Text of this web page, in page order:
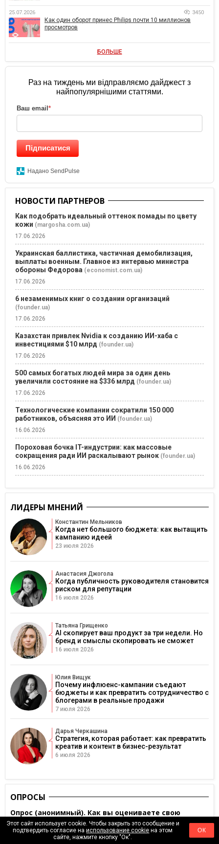
25.07.2026 3450
Как один оборот принес Philips почти 10 миллионов
просмотров
БОЛЬШЕ
Раз на тиждень ми відправляємо дайджест з
найпопулярнішими статтями.
Ваш email *
Підписатися
Надано SendPulse
НОВОСТИ ПАРТНЕРОВ
Как подобрать идеальный оттенок помады по цвету
кожи (margosha.com.ua)
17.06.2026
Украинская баллистика, частичная демобилизация,
выплаты военным. Главное из интервью министра
обороны Федорова (economist.com.ua)
17.06.2026
6 незаменимых книг о создании организаций
(founder.ua)
17.06.2026
Казахстан привлек Nvidia к созданию ИИ-хаба с
инвестициями $10 млрд (founder.ua)
17.06.2026
500 самых богатых людей мира за один день
увеличили состояние на $336 млрд (founder.ua)
17.06.2026
Технологические компании сократили 150 000
работников, объясняя это ИИ (founder.ua)
16.06.2026
Пороховая бочка IT-индустрии: как массовые
сокращения ради ИИ раскалывают рынок (founder.ua)
16.06.2026
ЛИДЕРЫ МНЕНИЙ
Константин Мельников
Когда нет большого бюджета: как вытащить
кампанию идеей
23 июля 2026
Анастасия Джогола
Когда публичность руководителя становится
риском для репутации
16 июля 2026
Татьяна Грищенко
AI скопирует ваш продукт за три недели. Но
бренд и смыслы скопировать не сможет
16 июля 2026
Юлия Вищук
Почему инфлюенс-кампании съедают
бюджеты и как превратить сотрудничество с
блогерами в реальные продажи
7 июля 2026
Дарья Черкашина
Стратегия, которая работает: как превратить
креатив и контент в бизнес-результат
6 июля 2026
ОПРОСЫ
Опрос (анонимный). Как вы оцениваете свою
финансовую стабильность сейчас?
Очень нестабильная
Этот сайт использует cookie. Чтобы закрыть это сообщение и
подтвердить согласие наиспользование cookie на этом
сайте, нажмите кнопку "Ок".
ОК